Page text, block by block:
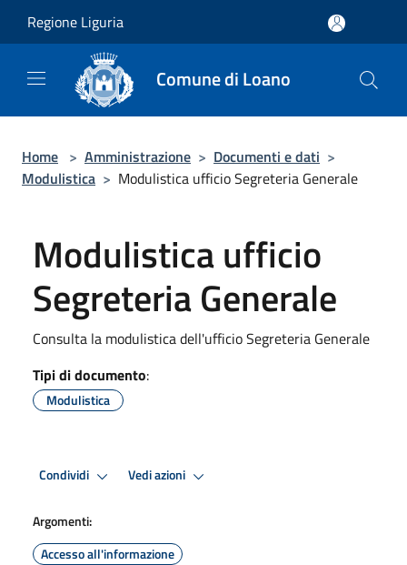
Regione Liguria
Comune di Loano
Home > Amministrazione > Documenti e dati >
Modulistica > Modulistica ufficio Segreteria Generale
Modulistica ufficio
Segreteria Generale
Consulta la modulistica dell'ufficio Segreteria Generale
Tipi di documento:
Modulistica
Condividi Vedi azioni
Argomenti:
Accesso all'informazione